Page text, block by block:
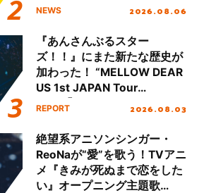
NEWS 2026.08.06
『あんさんぶるスター
ズ！！』にまた新たな歴史が
加わった！ “MELLOW DEAR
US 1st JAPAN Tour
Final「NICE to meet YOU
ート!!
REPORT 2026.08.03
絶望系アニソンシンガー・
ReoNaが“愛”を歌う！TVアニ
メ『きみが死ぬまで恋をした
い』オープニング主題歌